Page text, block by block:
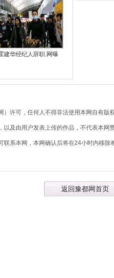
建华经纪人辞职 网曝
许可，任何人不得非法使用本网自有版权
及由用户发表上传的作品，不代表本网
系本网，本网确认后将在24小时内移除
返回豫都网首页